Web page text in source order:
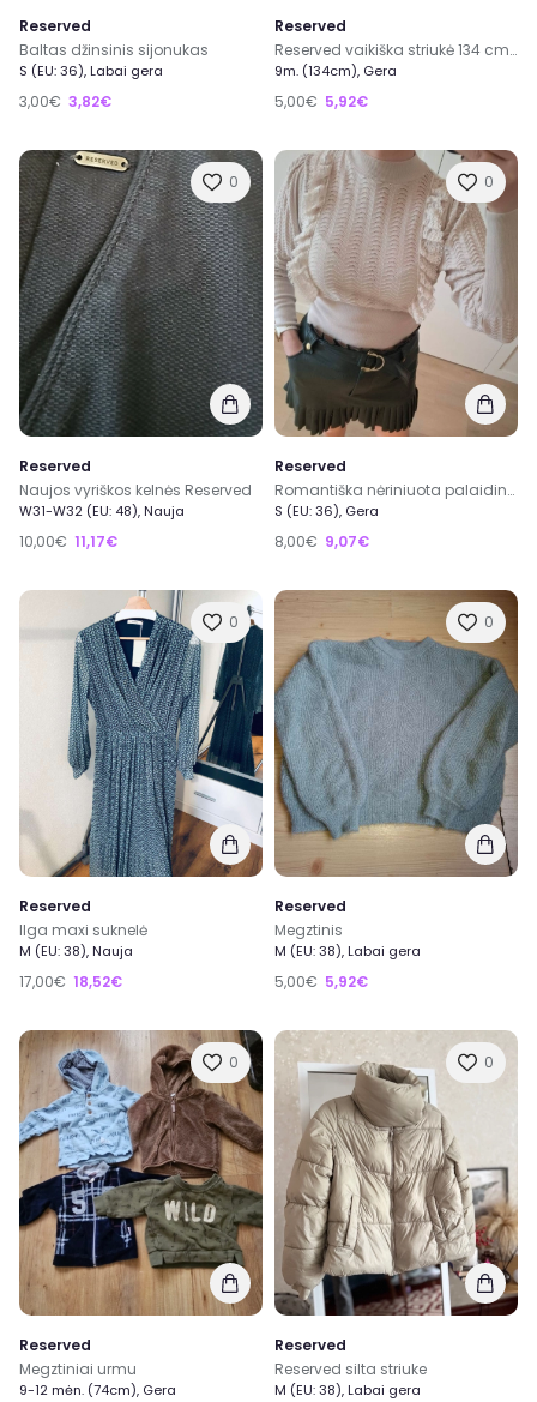
Reserved
Baltas džinsinis sijonukas
S (EU: 36), Labai gera
3,00€ 3,82€
Reserved
Reserved vaikiška striukė 134 cm ūgiui
9m. (134cm), Gera
5,00€ 5,92€
0
Reserved
Naujos vyriškos kelnės Reserved
W31-W32 (EU: 48), Nauja
10,00€ 11,17€
0
Reserved
Romantiška nėriniuota palaidinė, nude spalva, S dydis
S (EU: 36), Gera
8,00€ 9,07€
0
Reserved
Ilga maxi suknelė
M (EU: 38), Nauja
17,00€ 18,52€
0
Reserved
Megztinis
M (EU: 38), Labai gera
5,00€ 5,92€
0
Reserved
Megztiniai urmu
9-12 mėn. (74cm), Gera
0
Reserved
Reserved silta striuke
M (EU: 38), Labai gera